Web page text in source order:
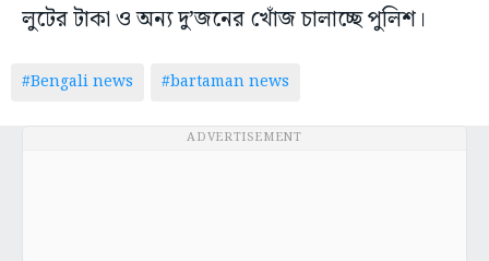
লুটের টাকা ও অন্য দু’জনের খোঁজ চালাচ্ছে পুলিশ।
#Bengali news #bartaman news
ADVERTISEMENT